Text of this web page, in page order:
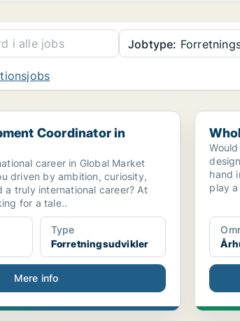
Jobtype:
Coordinator in [xxxxx]
Coordinator in
career in Global Market
driven by ambition, curiosity,
a truly international career? At
for a tale..
Type
Forretningsudvikler
Mere info
hand
play